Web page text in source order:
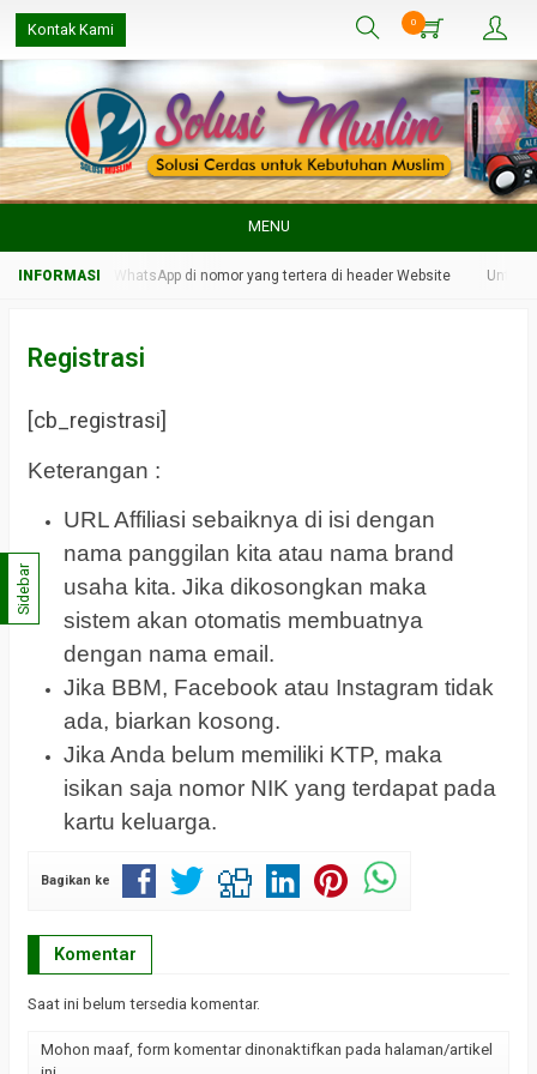
Kontak Kami 0
MENU
kami melalui WhatsApp di nomor yang tertera di header Website Untuk
Registrasi
[cb_registrasi]
Keterangan :
URL Affiliasi sebaiknya di isi dengan
nama panggilan kita atau nama brand
usaha kita. Jika dikosongkan maka
sistem akan otomatis membuatnya
dengan nama email.
Jika BBM, Facebook atau Instagram tidak
ada, biarkan kosong.
Jika Anda belum memiliki KTP, maka
isikan saja nomor NIK yang terdapat pada
kartu keluarga.
Bagikan ke
Komentar
Saat ini belum tersedia komentar.
Mohon maaf, form komentar dinonaktifkan pada halaman/artikel
Sidebar